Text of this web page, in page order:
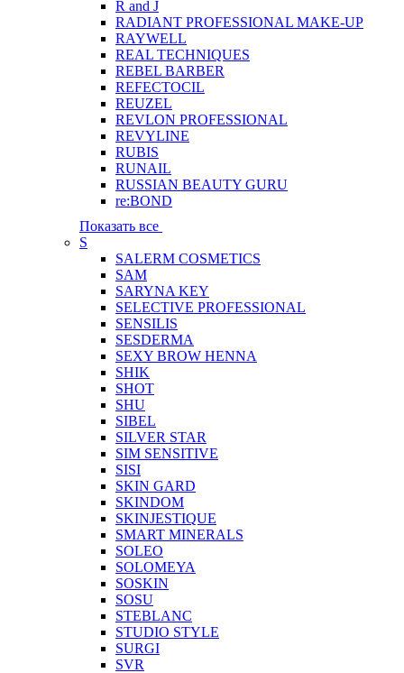
R and J
RADIANT PROFESSIONAL MAKE-UP
RAYWELL
REAL TECHNIQUES
REBEL BARBER
REFECTOCIL
REUZEL
REVLON PROFESSIONAL
REVYLINE
RUBIS
RUNAIL
RUSSIAN BEAUTY GURU
re:BOND
Показать все
S
SALERM COSMETICS
SAM
SARYNA KEY
SELECTIVE PROFESSIONAL
SENSILIS
SESDERMA
SEXY BROW HENNA
SHIK
SHOT
SHU
SIBEL
SILVER STAR
SIM SENSITIVE
SISI
SKIN GARD
SKINDOM
SKINJESTIQUE
SMART MINERALS
SOLEO
SOLOMEYA
SOSKIN
SOSU
STEBLANC
STUDIO STYLE
SURGI
SVR